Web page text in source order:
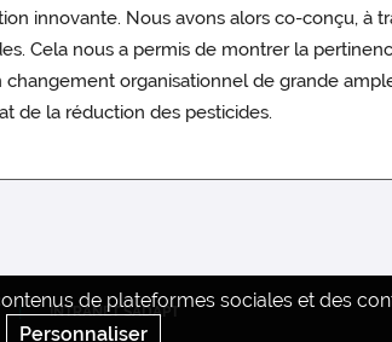
innovante. Nous avons alors co-conçu, à
Cela nous a permis de montrer la
organisationnel de grande
de la réduction des pesticides.
de plateformes sociales et des
Personnaliser
INTRANET SADAPT